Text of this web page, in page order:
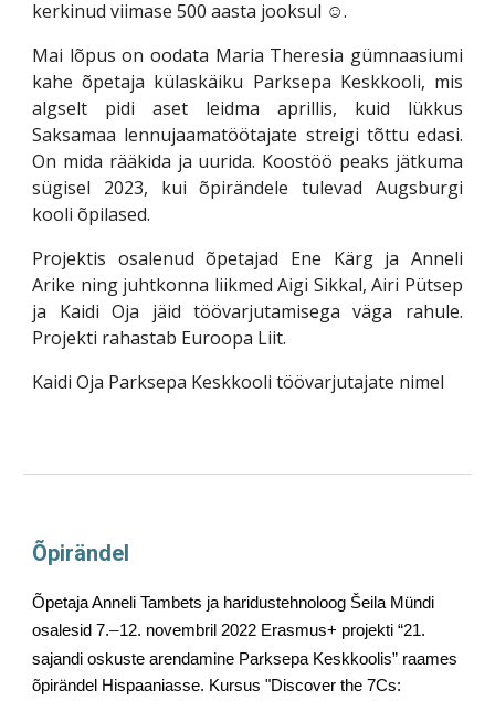
kerkinud viimase 500 aasta jooksul ☺.
Mai lõpus on oodata Maria Theresia gümnaasiumi
kahe õpetaja külaskäiku Parksepa Keskkooli, mis
algselt pidi aset leidma aprillis, kuid lükkus
Saksamaa lennujaamatöötajate streigi tõttu edasi.
On mida rääkida ja uurida. Koostöö peaks jätkuma
sügisel 2023, kui õpirändele tulevad Augsburgi
kooli õpilased.
Projektis osalenud õpetajad Ene Kärg ja Anneli
Arike ning juhtkonna liikmed Aigi Sikkal, Airi Pütsep
ja Kaidi Oja jäid töövarjutamisega väga rahule.
Projekti rahastab Euroopa Liit.
Kaidi Oja Parksepa Keskkooli töövarjutajate nimel
Õpirändel
Õpetaja Anneli Tambets ja haridustehnoloog Šeila Mündi
osalesid 7.–12. novembril 2022 Erasmus+ projekti “21.
sajandi oskuste arendamine Parksepa Keskkoolis” raames
õpirändel Hispaaniasse. Kursus "Discover the 7Cs: